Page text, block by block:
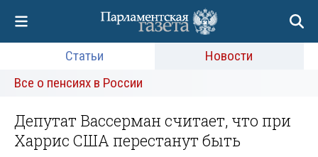
Статьи
Новости
Все о пенсиях в России
Депутат Вассерман считает, что при
Харрис США перестанут быть